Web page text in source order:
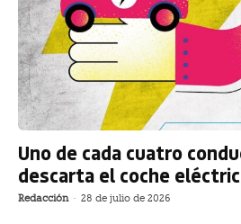
Uno de cada cuatro
descarta el coche
Redacción - 28 de julio de 2026